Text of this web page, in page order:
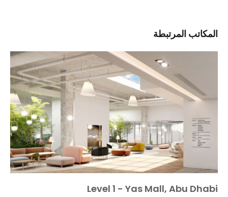
المكاتب المرتبطة
Level 1 - Yas Mall, Abu Dhabi